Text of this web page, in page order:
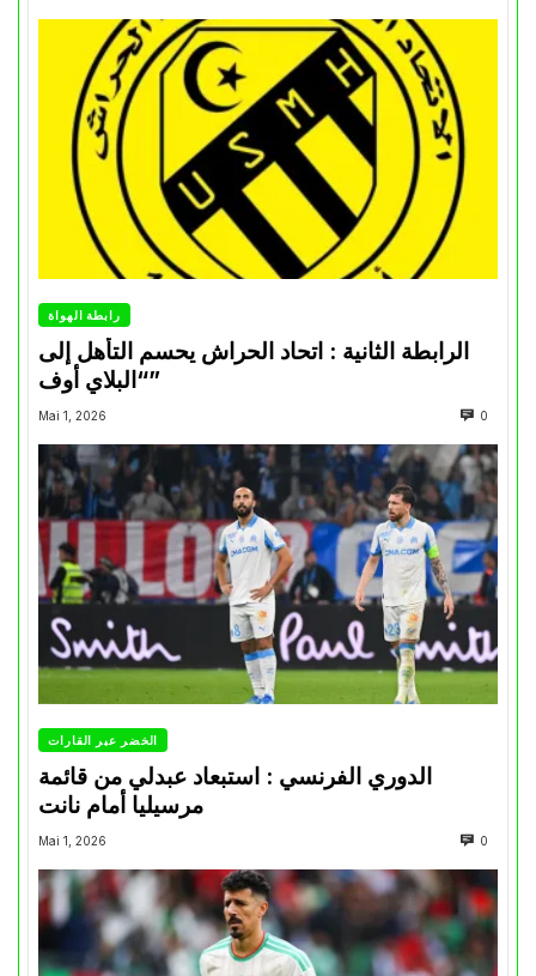
رابطة الهواة
الرابطة الثانية : اتحاد الحراش يحسم التأهل إلى
“البلاي أوف”
Mai 1, 2026 0
الخضر عبر القارات
الدوري الفرنسي : استبعاد عبدلي من قائمة
مرسيليا أمام نانت
Mai 1, 2026 0